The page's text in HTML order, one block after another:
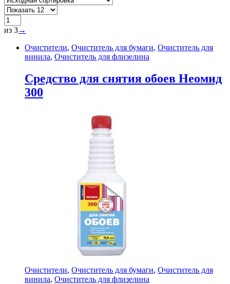
из 3→
Очистители, Очиститель для бумаги, Очиститель для
винила, Очиститель для флизелина
Cредство для снятия обоев Неомид
300
Очистители, Очиститель для бумаги, Очиститель для
винила, Очиститель для флизелина